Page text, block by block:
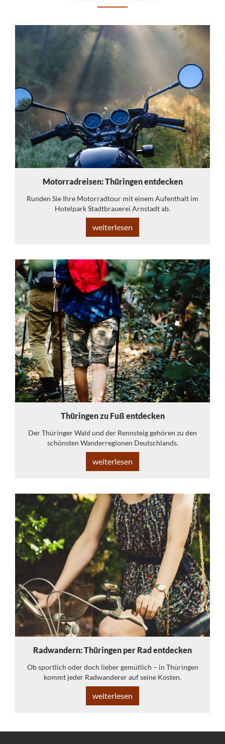
Motorradreisen: Thüringen entdecken
Runden Sie Ihre Motorradtour mit einem Aufenthalt im
Hotelpark Stadtbrauerei Arnstadt ab.
weiterlesen
Thüringen zu Fuß entdecken
Der Thüringer Wald und der Rennsteig gehören zu den
schönsten Wanderregionen Deutschlands.
weiterlesen
Radwandern: Thüringen per Rad entdecken
Ob sportlich oder doch lieber gemütlich – in Thüringen
kommt jeder Radwanderer auf seine Kosten.
weiterlesen